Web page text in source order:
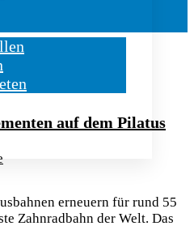
auf dem Pilatus
erneuern für rund 55
Zahnradbahn der Welt. Das